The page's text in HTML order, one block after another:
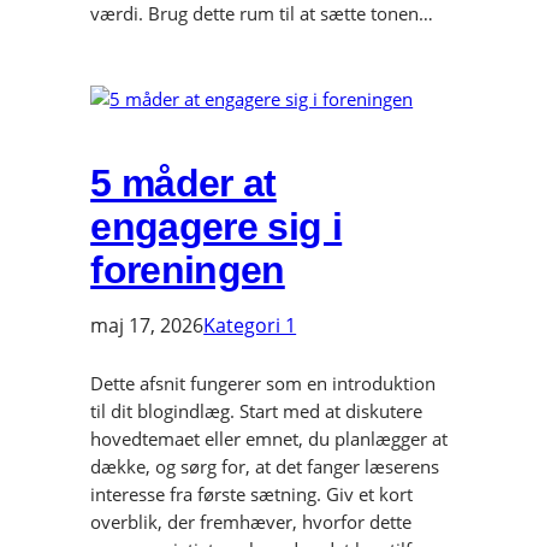
værdi. Brug dette rum til at sætte tonen…
5 måder at
engagere sig i
foreningen
maj 17, 2026Kategori 1
Dette afsnit fungerer som en introduktion
til dit blogindlæg. Start med at diskutere
hovedtemaet eller emnet, du planlægger at
dække, og sørg for, at det fanger læserens
interesse fra første sætning. Giv et kort
overblik, der fremhæver, hvorfor dette